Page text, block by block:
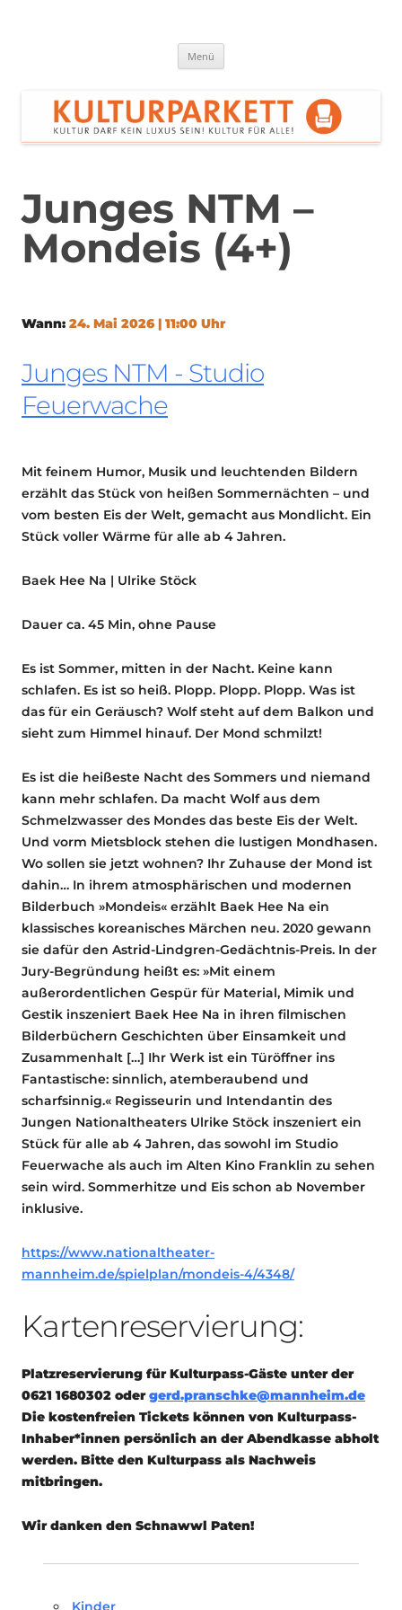
Menü
Junges NTM –
Mondeis (4+)
Wann: 24. Mai 2026 | 11:00 Uhr
Junges NTM - Studio
Feuerwache
Mit feinem Humor, Musik und leuchtenden Bildern
erzählt das Stück von heißen Sommernächten – und
vom besten Eis der Welt, gemacht aus Mondlicht. Ein
Stück voller Wärme für alle ab 4 Jahren.
Baek Hee Na | Ulrike Stöck
Dauer ca. 45 Min, ohne Pause
Es ist Sommer, mitten in der Nacht. Keine kann
schlafen. Es ist so heiß. Plopp. Plopp. Plopp. Was ist
das für ein Geräusch? Wolf steht auf dem Balkon und
sieht zum Himmel hinauf. Der Mond schmilzt!
Es ist die heißeste Nacht des Sommers und niemand
kann mehr schlafen. Da macht Wolf aus dem
Schmelzwasser des Mondes das beste Eis der Welt.
Und vorm Mietsblock stehen die lustigen Mondhasen.
Wo sollen sie jetzt wohnen? Ihr Zuhause der Mond ist
dahin… In ihrem atmosphärischen und modernen
Bilderbuch »Mondeis« erzählt Baek Hee Na ein
klassisches koreanisches Märchen neu. 2020 gewann
sie dafür den Astrid-Lindgren-Gedächtnis-Preis. In der
Jury-Begründung heißt es: »Mit einem
außerordentlichen Gespür für Material, Mimik und
Gestik inszeniert Baek Hee Na in ihren filmischen
Bilderbüchern Geschichten über Einsamkeit und
Zusammenhalt […] Ihr Werk ist ein Türöffner ins
Fantastische: sinnlich, atemberaubend und
scharfsinnig.« Regisseurin und Intendantin des
Jungen Nationaltheaters Ulrike Stöck inszeniert ein
Stück für alle ab 4 Jahren, das sowohl im Studio
Feuerwache als auch im Alten Kino Franklin zu sehen
sein wird. Sommerhitze und Eis schon ab November
inklusive.
https://www.nationaltheater-
mannheim.de/spielplan/mondeis-4/4348/
Kartenreservierung:
Platzreservierung für Kulturpass-Gäste unter der
0621 1680302 odergerd.pranschke@mannheim.de
Die kostenfreien Tickets können von Kulturpass-
Inhaber*innen persönlich an der Abendkasse abholt
werden. Bitte den Kulturpass als Nachweis
mitbringen.
Wir danken den Schnawwl Paten!
Kinder